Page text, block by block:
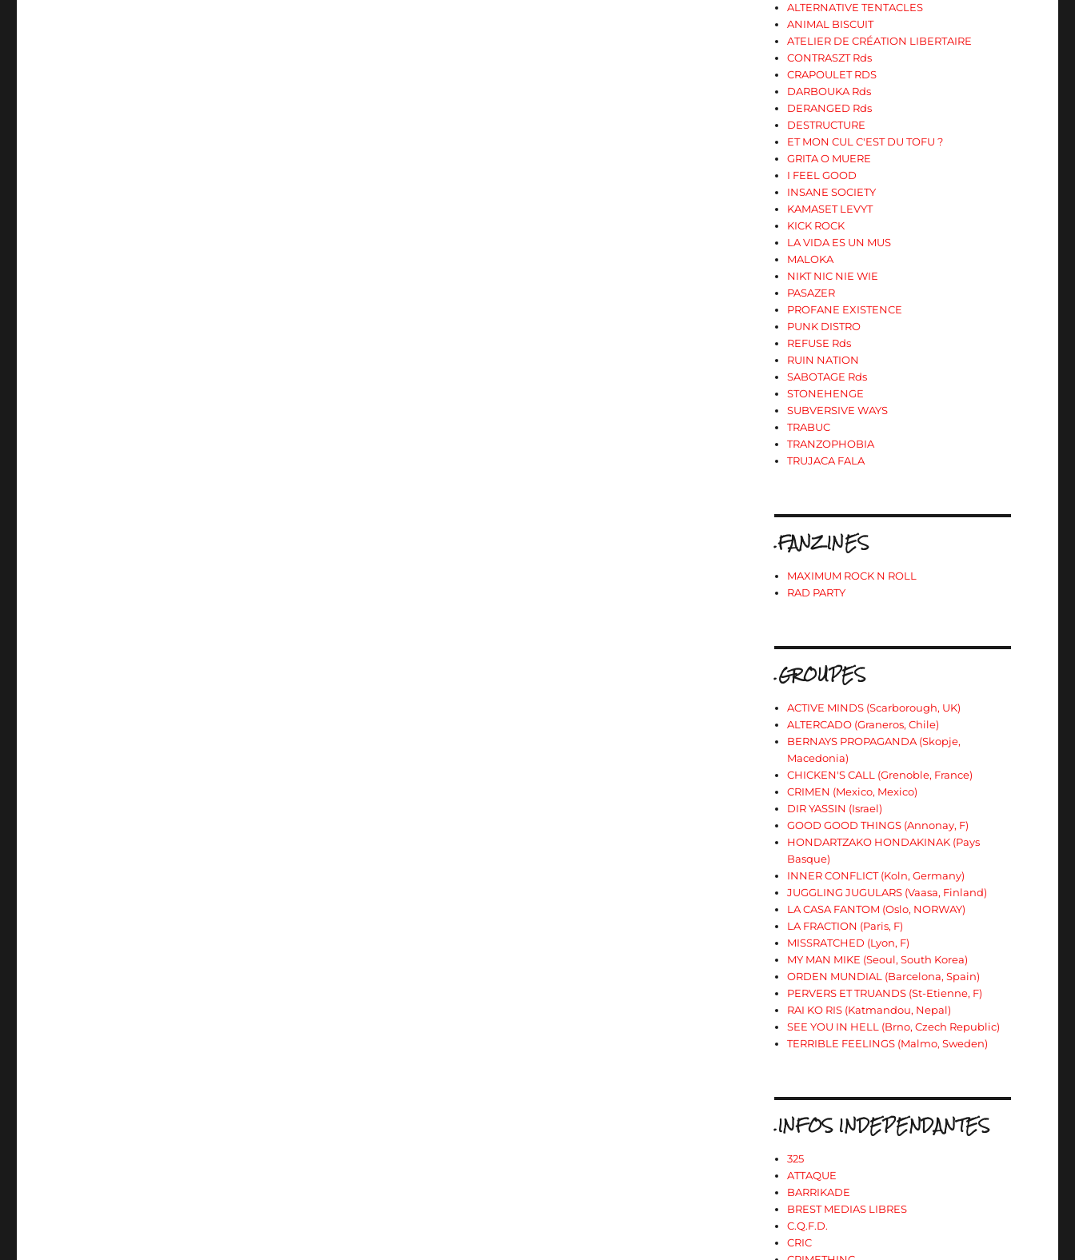
ALTERNATIVE TENTACLES
ANIMAL BISCUIT
ATELIER DE CRÉATION LIBERTAIRE
CONTRASZT Rds
CRAPOULET RDS
DARBOUKA Rds
DERANGED Rds
DESTRUCTURE
ET MON CUL C'EST DU TOFU ?
GRITA O MUERE
I FEEL GOOD
INSANE SOCIETY
KAMASET LEVYT
KICK ROCK
LA VIDA ES UN MUS
MALOKA
NIKT NIC NIE WIE
PASAZER
PROFANE EXISTENCE
PUNK DISTRO
REFUSE Rds
RUIN NATION
SABOTAGE Rds
STONEHENGE
SUBVERSIVE WAYS
TRABUC
TRANZOPHOBIA
TRUJACA FALA
.FANZINES
MAXIMUM ROCK N ROLL
RAD PARTY
.GROUPES
ACTIVE MINDS (Scarborough, UK)
ALTERCADO (Graneros, Chile)
BERNAYS PROPAGANDA (Skopje,
Macedonia)
CHICKEN'S CALL (Grenoble, France)
CRIMEN (Mexico, Mexico)
DIR YASSIN (Israel)
GOOD GOOD THINGS (Annonay, F)
HONDARTZAKO HONDAKINAK (Pays
Basque)
INNER CONFLICT (Koln, Germany)
JUGGLING JUGULARS (Vaasa, Finland)
LA CASA FANTOM (Oslo, NORWAY)
LA FRACTION (Paris, F)
MISSRATCHED (Lyon, F)
MY MAN MIKE (Seoul, South Korea)
ORDEN MUNDIAL (Barcelona, Spain)
PERVERS ET TRUANDS (St-Etienne, F)
RAI KO RIS (Katmandou, Nepal)
SEE YOU IN HELL (Brno, Czech Republic)
TERRIBLE FEELINGS (Malmo, Sweden)
.INFOS INDEPENDANTES
325
ATTAQUE
BARRIKADE
BREST MEDIAS LIBRES
C.Q.F.D.
CRIC